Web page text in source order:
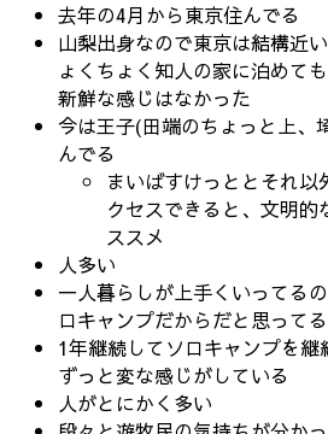
去年の4月から東京住んでる
山梨出身なので東京は結構近
ょくちょく知人の家に泊めて
新鮮な感じはなかった
今は王子(田端のちょっと上、
んでる
まいばすけっととそれ
クセスできると、文明
ススメ
人多い
一人暮らしが上手くいってる
ロキャンプだからだと思ってる
1年継続してソロキャンプを
ずっと変な感じがしている
人がとにかく多い